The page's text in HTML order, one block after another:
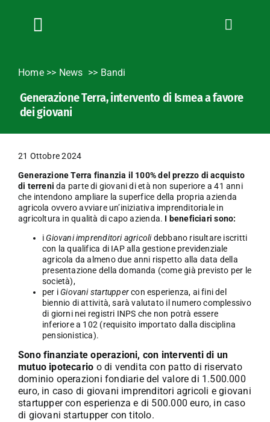
Toggle
News
L’Agricoltore cuneese
Fotogallery
Contatti
Home>> News Bandi
Generazione Terra, intervento di Ismea a favore
dei giovani
21 Ottobre 2024
Generazione Terra finanzia il 100% del prezzo di acquisto
di terreni da parte di giovani di età non superiore a 41 anni
che intendono ampliare la superfice della propria azienda
agricola ovvero avviare un’iniziativa imprenditoriale in
agricoltura in qualità di capo azienda. I beneficiari sono:
i Giovani imprenditori agricolidebbano risultare iscritti
con la qualifica di IAP alla gestione previdenziale
agricola da almeno due anni rispetto alla data della
presentazione della domanda (come già previsto per le
società),
per i Giovani startuppercon esperienza, ai fini del
biennio di attività, sarà valutato il numero complessivo
di giorni nei registri INPS che non potrà essere
inferiore a 102 (requisito importato dalla disciplina
pensionistica).
Sono finanziate operazioni, con interventi di un
mutuo ipotecario o di vendita con patto di riservato
dominio operazioni fondiarie del valore di 1.500.000
euro, in caso di giovani imprenditori agricoli e giovani
startupper con esperienza e di 500.000 euro, in caso
di giovani startupper con titolo.